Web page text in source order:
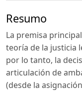
Resumo
La premisa
teoría de la justicia
por lo tanto, la
articulación de
(desde la